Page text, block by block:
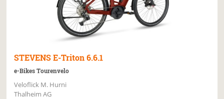
STEVENS E-Triton 6.6.1
e-Bikes Tourenvelo
Veloflick M. Hurni
Thalheim AG